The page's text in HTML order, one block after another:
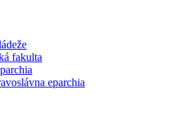
fakulta
eparchia